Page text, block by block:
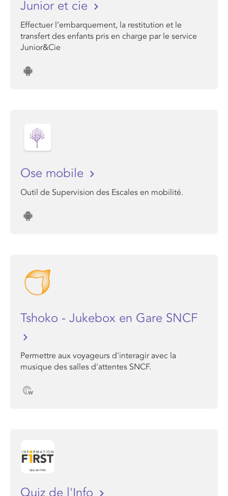
Junior et cie
Effectuer l’embarquement, la restitution et le
transfert des enfants pris en charge par le service
Junior&Cie
Ose mobile
Outil de Supervision des Escales en mobilité.
Tshoko - Jukebox en Gare SNCF
Permettre aux voyageurs d'interagir avec la
musique des salles d'attentes SNCF.
Quiz de l'Info